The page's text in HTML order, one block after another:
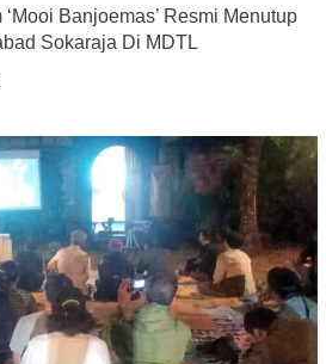
Banjoemas’ Resmi Menutup
Sokaraja Di MDTL